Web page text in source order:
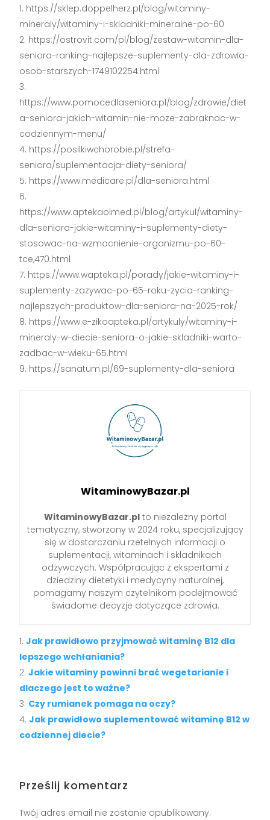
https://sklep.doppelherz.pl/blog/witaminy-
mineraly/witaminy-i-skladniki-mineralne-po-60
https://ostrovit.com/pl/blog/zestaw-witamin-dla-
seniora-ranking-najlepsze-suplementy-dla-zdrowia-
osob-starszych-1749102254.html
https://www.pomocedlaseniora.pl/blog/zdrowie/diet
a-seniora-jakich-witamin-nie-moze-zabraknac-w-
codziennym-menu/
https://posilkiwchorobie.pl/strefa-
seniora/suplementacja-diety-seniora/
https://www.medicare.pl/dla-seniora.html
https://www.aptekaolmed.pl/blog/artykul/witaminy-
dla-seniora-jakie-witaminy-i-suplementy-diety-
stosowac-na-wzmocnienie-organizmu-po-60-
tce,470.html
https://www.wapteka.pl/porady/jakie-witaminy-i-
suplementy-zazywac-po-65-roku-zycia-ranking-
najlepszych-produktow-dla-seniora-na-2025-rok/
https://www.e-zikoapteka.pl/artykuly/witaminy-i-
mineraly-w-diecie-seniora-o-jakie-skladniki-warto-
zadbac-w-wieku-65.html
https://sanatum.pl/69-suplementy-dla-seniora
WitaminowyBazar.pl
WitaminowyBazar.plto niezależny portal
tematyczny, stworzony w 2024 roku, specjalizujący
się w dostarczaniu rzetelnych informacji o
suplementacji, witaminach i składnikach
odżywczych. Współpracując z ekspertami z
dziedziny dietetyki i medycyny naturalnej,
pomagamy naszym czytelnikom podejmować
świadome decyzje dotyczące zdrowia.
Jak prawidłowo przyjmować witaminę B12 dla
lepszego wchłaniania?
Jakie witaminy powinni brać wegetarianie i
dlaczego jest to ważne?
Czy rumianek pomaga na oczy?
Jak prawidłowo suplementować witaminę B12 w
codziennej diecie?
Prześlij komentarz
Twój adres email nie zostanie opublikowany.